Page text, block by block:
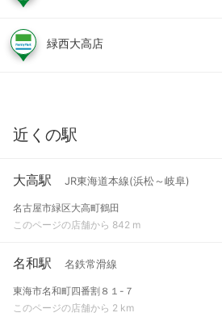
緑西大高店
近くの駅
大高駅 JR東海道本線(浜松～岐阜)
名古屋市緑区大高町鶴田
このページの店舗から 842 m
名和駅 名鉄常滑線
東海市名和町四番割８１-７
このページの店舗から 2 km